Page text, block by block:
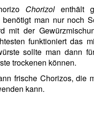
Chorizolenthält
man nur noch
mit der
funktioniert das
sollte man dann
trockenen können.
frische Chorizos, die
kann.